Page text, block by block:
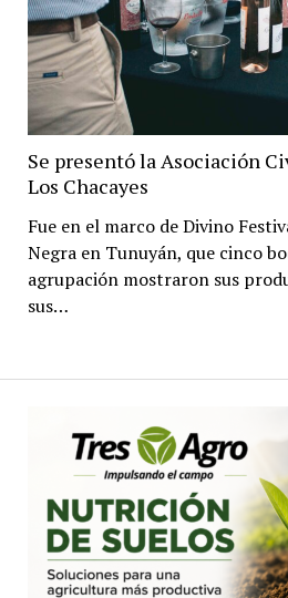
Se presentó la Asociación
Los Chacayes
Fue en el marco de Divino
Negra en Tunuyán, que cinco
agrupación mostraron sus
sus…